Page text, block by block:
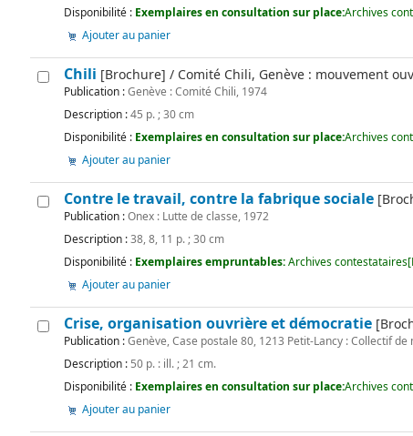
Disponibilité : Exemplaires en consultation sur place:Archives
Ajouter au panier
Chili [Brochure] / Comité Chili, Genève : mouvement
Publication :Genève : Comité Chili, 1974
Description :45 p. ; 30 cm
Disponibilité : Exemplaires en consultation sur place:Archives
Ajouter au panier
Contre le travail, contre la fabrique sociale
Publication :Onex : Lutte de classe, 1972
Description :38, 8, 11 p. ; 30 cm
Disponibilité : Exemplaires empruntables:Archives
Ajouter au panier
Crise, organisation ouvrière et démocratie
Publication :Genève, Case postale 80, 1213 Petit-Lancy : Collectif
Description : 50 p. : ill. ; 21 cm.
Disponibilité : Exemplaires en consultation sur place:Archives
Ajouter au panier